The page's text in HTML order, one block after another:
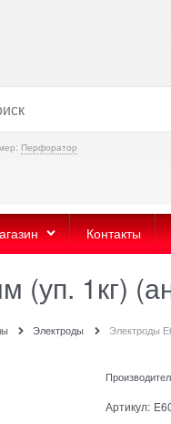
Перфоратор
Контакты
1кг)
Электроды Электроды
Артикул: